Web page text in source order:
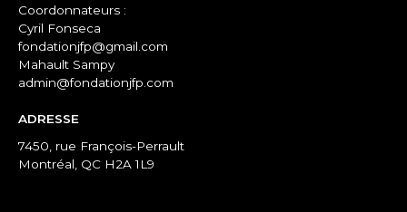
Coordonnateurs :
Cyril Fonseca
fondationjfp@gmail.com
Mahault Sampy
admin@fondationjfp.com
ADRESSE
7450, rue François-Perrault
Montréal, QC H2A 1L9